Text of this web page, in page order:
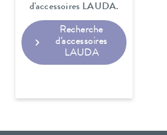
d'accessoires LAUDA.
Recherche
d'accessoires
LAUDA